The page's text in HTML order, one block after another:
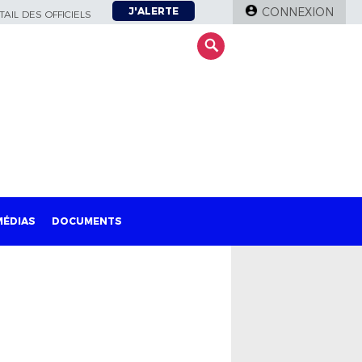
DES OFFICIELS J'ALERTE CONNEXION
DOCUMENTS